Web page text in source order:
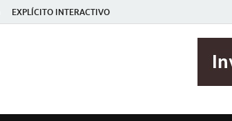
EXPLÍCITO INTERACTIVO